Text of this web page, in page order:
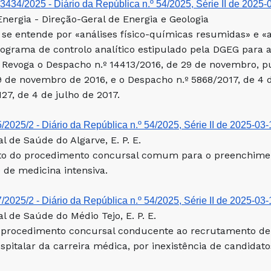
2025 - Diário da República n.º 54/2025, Série II de 2025-
- Direção-Geral de Energia e Geologia
entende por «análises físico-químicas resumidas» e
de controlo analítico estipulado pela DGEG para
o Despacho n.º 14413/2016, de 29 de novembro,
de novembro de 2016, e o Despacho n.º 5868/2017, de
de 4 de julho de 2017.
2025/2 - Diário da República n.º 54/2025, Série II de 2025-03-
de Saúde do Algarve, E. P. E.
do procedimento concursal comum para o
de medicina intensiva.
2025/2 - Diário da República n.º 54/2025, Série II de 2025-03-
de Saúde do Médio Tejo, E. P. E.
procedimento concursal conducente ao recrutamento
da carreira médica, por inexistência de